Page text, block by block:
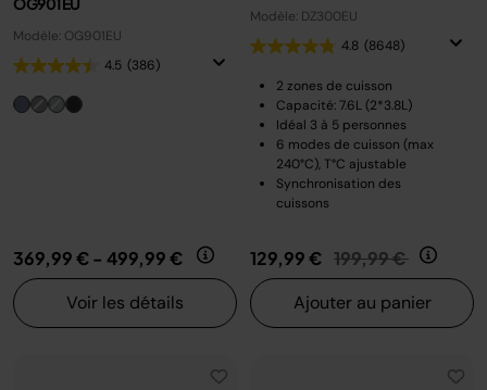
Modèle: OG901EU
4.5 (386)
369,99 €- 499,99 €
Voir les détails
Modèle: DZ300EU
4.8 (8648)
2 zones de cuisson
Capacité: 7.6L (2*3.8L)
Idéal 3 à 5 personnes
6 modes de cuisson (max
240°C), T°C ajustable
Synchronisation des
cuissons
129,99 € Prix réduit de
199,99 € au
Ajouter au panier